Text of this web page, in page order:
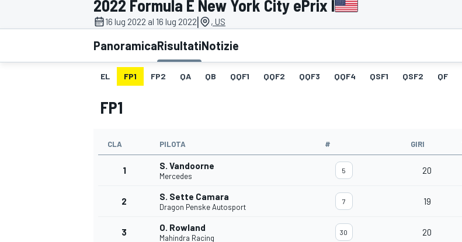
MOTOGP WEC
WRC
2022 Formula E New York City ePrix I
16 lug 2022 al 16 lug 2022| , US
PanoramicaRisultatiNotizie
EL FP1 FP2 QA QB QQF1 QQF2 QQF3 QQF4 QSF1 QSF2 QF
FP1
CLA PILOTA # GIRI
1 S. Vandoorne
Mercedes
5 20
2 S. Sette Camara
Dragon Penske Autosport
7 19
3 O. Rowland
Mahindra Racing
30 20